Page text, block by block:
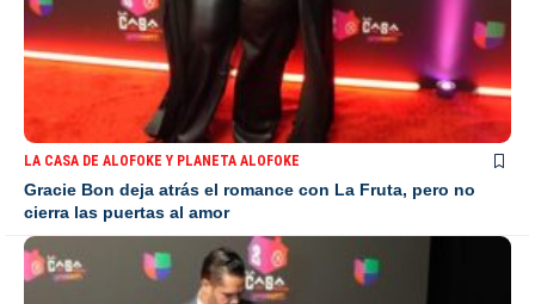
LA CASA DE ALOFOKE Y PLANETA ALOFOKE
Gracie Bon deja atrás el romance con La Fruta, pero no
cierra las puertas al amor